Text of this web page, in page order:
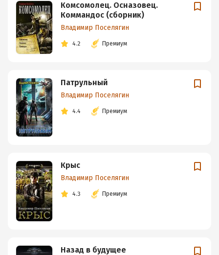
Комсомолец. Осназовец.
Коммандос (сборник)
Владимир Поселягин
4.2 Премиум
Патрульный
Владимир Поселягин
4.4 Премиум
Крыс
Владимир Поселягин
4.3 Премиум
Назад в будущее